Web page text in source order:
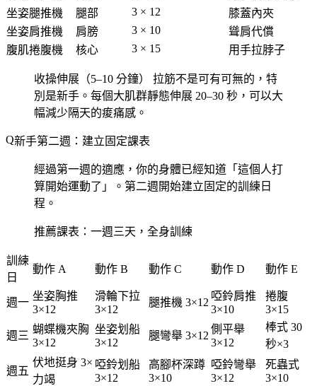
坐姿腿推機
腿部 3 × 12
膝蓋內夾
坐姿肩推機
肩膀 3 × 10
聳肩代償
腹肌捲腹機
核心 3 × 15 用手拉脖子
收操伸展（5–10 分鐘）
拉筋不是可有可無的，特
別是新手。每個大肌群靜態伸展 20–30 秒，可以大
幅減少隔天的痠痛感。
新手第二週：建立固定課表
經過第一週的適應，你的身體已經知道「這個人打
算開始運動了」。第二週開始建立固定的訓練日
程。
推薦課表：一週三天，全身訓練
訓練
日
動作 A 動作 B 動作 C 動作 D 動作 E
週一
坐姿胸推
3×12
滑輪下拉
3×12
腿推機 3×12
啞鈴肩推
3×10
捲腹
3×15
週三
蝴蝶機夾胸
3×12
坐姿划船
3×12
腿彎舉 3×12
側平舉
3×12
棒式 30
秒×3
週五
伏地挺身 3×
力竭
啞鈴划船
3×12
高腳杯深蹲
3×10
啞鈴彎舉
3×12
死蟲式
3×10